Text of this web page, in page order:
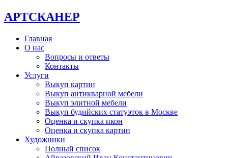
АРТСКАНЕР
Главная
О нас
Вопросы и ответы
Контакты
Услуги
Выкуп картин
Выкуп антикварной мебели
Выкуп элитной мебели
Выкуп будийских статуэток в Москве
Оценка и скупка икон
Оценка и скупка картин
Художники
Полный список